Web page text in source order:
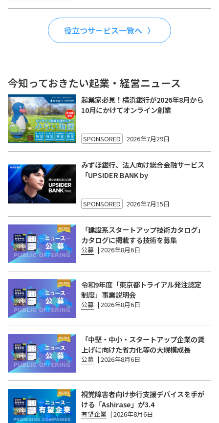
役立つサービス一覧へ
今知っておきたい起業・経営ニュース
起業家必見！横浜銀行が2026年8月から
10月にかけてオンライン創業
SPONSORED 2026年7月29日
みずほ銀行、法人向け総合金融サービス
「UPSIDER BANK by
SPONSORED 2026年7月15日
「建設系スタートアップ技術カタログ」
カタログに掲載する技術を募集
公募 | 2026年8月6日
令和9年度「東京都トライアル発注認定
制度」事業説明会
公募 | 2026年8月6日
「中堅・中小・スタートアップ企業の賃
上げに向けた省力化等の大規模成長
公募 | 2026年8月6日
視覚障害者向け歩行支援デバイスを手が
ける「Ashirase」が3.4
有望企業 | 2026年8月6日